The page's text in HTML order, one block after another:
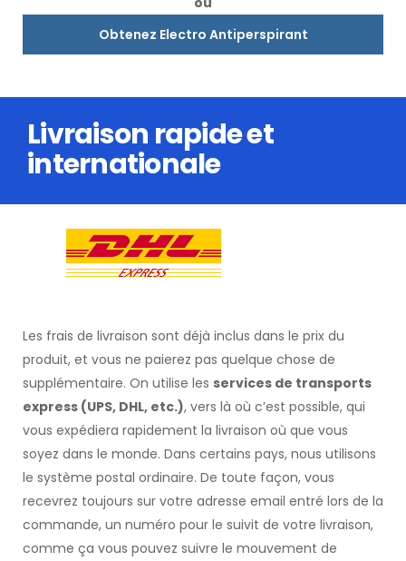
Obtenez Electro Antiperspirant
Livraison rapide et
internationale
Les frais de livraison sont déjà inclus dans le prix du
produit, et vous ne paierez pas quelque chose de
supplémentaire. On utilise les services de transports
express (UPS, DHL, etc.), vers là où c’est possible, qui
vous expédiera rapidement la livraison où que vous
soyez dans le monde. Dans certains pays, nous utilisons
le système postal ordinaire. De toute façon, vous
recevrez toujours sur votre adresse email entré lors de la
commande, un numéro pour le suivit de votre livraison,
comme ça vous pouvez suivre le mouvement de